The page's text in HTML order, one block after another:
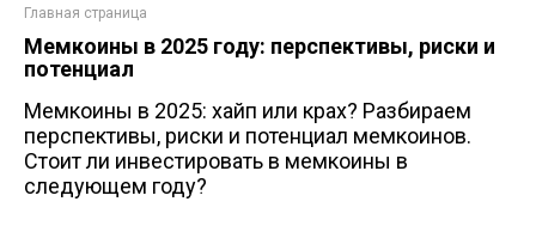
Главная страница
Мемкоины в 2025 году: перспективы, риски и
потенциал
Мемкоины в 2025: хайп или крах? Разбираем
перспективы, риски и потенциал мемкоинов.
Стоит ли инвестировать в мемкоины в
следующем году?